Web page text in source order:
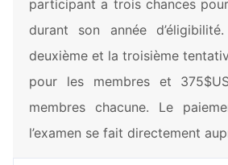
participant a trois chances pour
durant son année
deuxième et la troisième
pour les membres et
membres chacune. Le
l’examen se fait directement